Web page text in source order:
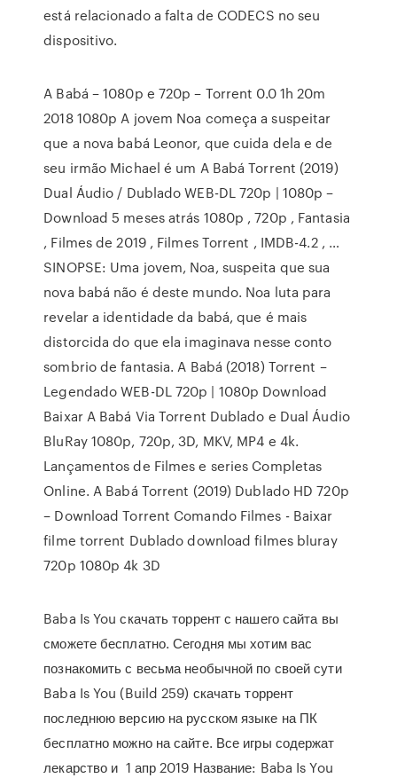
está relacionado a falta de CODECS no seu
dispositivo.
A Babá – 1080p e 720p – Torrent 0.0 1h 20m
2018 1080p A jovem Noa começa a suspeitar
que a nova babá Leonor, que cuida dela e de
seu irmão Michael é um A Babá Torrent (2019)
Dual Áudio / Dublado WEB-DL 720p | 1080p –
Download 5 meses atrás 1080p , 720p , Fantasia
, Filmes de 2019 , Filmes Torrent , IMDB-4.2 , …
SINOPSE: Uma jovem, Noa, suspeita que sua
nova babá não é deste mundo. Noa luta para
revelar a identidade da babá, que é mais
distorcida do que ela imaginava nesse conto
sombrio de fantasia. A Babá (2018) Torrent –
Legendado WEB-DL 720p | 1080p Download
Baixar A Babá Via Torrent Dublado e Dual Áudio
BluRay 1080p, 720p, 3D, MKV, MP4 e 4k.
Lançamentos de Filmes e series Completas
Online. A Babá Torrent (2019) Dublado HD 720p
– Download Torrent Comando Filmes - Baixar
filme torrent Dublado download filmes bluray
720p 1080p 4k 3D
Baba Is You скачать торрент с нашего сайта вы
сможете бесплатно. Сегодня мы хотим вас
познакомить с весьма необычной по своей сути
Baba Is You (Build 259) скачать торрент
последнюю версию на русском языке на ПК
бесплатно можно на сайте. Все игры содержат
лекарство и 1 апр 2019 Название: Baba Is You